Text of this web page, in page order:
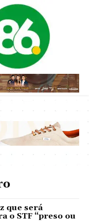
que será
o STF “preso ou